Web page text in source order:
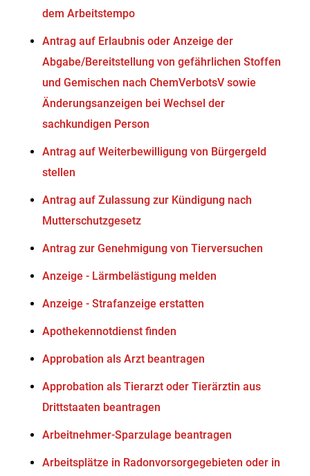
dem Arbeitstempo
Antrag auf Erlaubnis oder Anzeige der
Abgabe/Bereitstellung von gefährlichen Stoffen
und Gemischen nach ChemVerbotsV sowie
Änderungsanzeigen bei Wechsel der
sachkundigen Person
Antrag auf Weiterbewilligung von Bürgergeld
stellen
Antrag auf Zulassung zur Kündigung nach
Mutterschutzgesetz
Antrag zur Genehmigung von Tierversuchen
Anzeige - Lärmbelästigung melden
Anzeige - Strafanzeige erstatten
Apothekennotdienst finden
Approbation als Arzt beantragen
Approbation als Tierarzt oder Tierärztin aus
Drittstaaten beantragen
Arbeitnehmer-Sparzulage beantragen
Arbeitsplätze in Radonvorsorgegebieten oder in